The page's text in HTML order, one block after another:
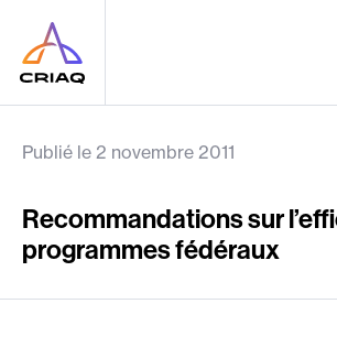
Publié le 2 novembre 2011
Recommandations sur
programmes fédéraux